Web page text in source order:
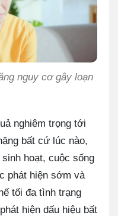
nguy cơ gây loạn
nghiêm trọng tới
bất cứ lúc nào,
hoạt, cuộc sống
phát hiện sớm và
tối đa tình trạng
hiện dấu hiệu bất